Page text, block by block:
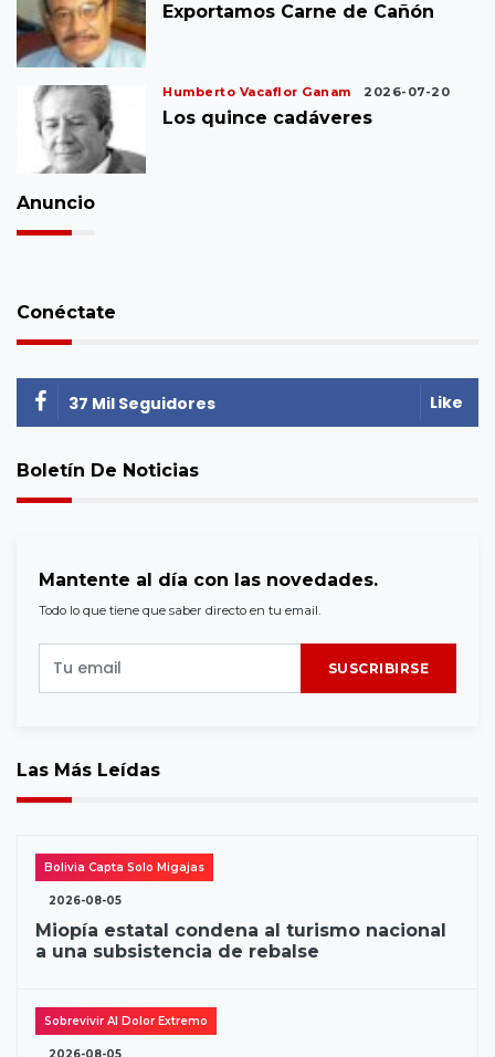
Exportamos Carne de Cañón
Humberto Vacaflor Ganam 2026-07-20
Los quince cadáveres
Anuncio
Conéctate
37 Mil Seguidores Like
Boletín De Noticias
Mantente al día con las novedades.
Todo lo que tiene que saber directo en tu email.
SUSCRIBIRSE
Las Más Leídas
Bolivia Capta Solo Migajas
2026-08-05
Miopía estatal condena al turismo nacional
a una subsistencia de rebalse
Sobrevivir Al Dolor Extremo